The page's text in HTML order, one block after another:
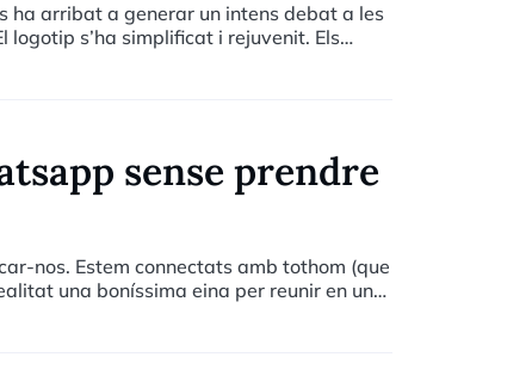
ha arribat a generar un intens debat a les
logotip s’ha simplificat i rejuvenit. Els
més èmfasi en les fotografies i vídeos
sense prendre
nos. Estem connectats amb tothom (que
una boníssima eina per reunir en una
o bé organitzar un sopar, un